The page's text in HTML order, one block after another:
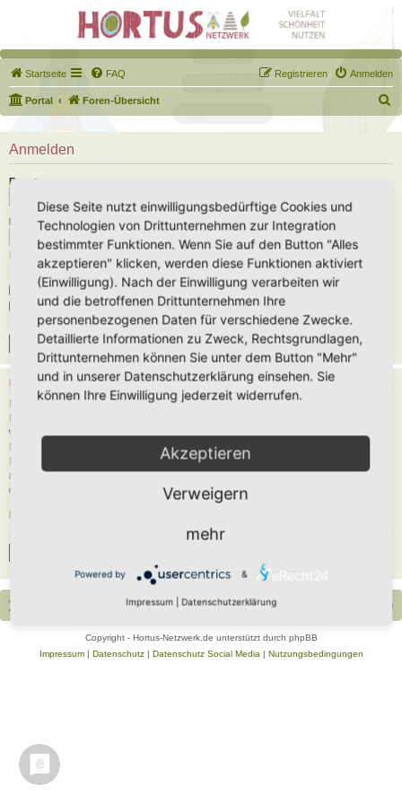
Startseite FAQ Anmelden
Registrieren
Portal Foren-Übersicht
u
h
Anmelden
Benutzername:
Passwort:
Ich habe mein Passwort vergessen
Angemeldet bleiben
Meinen Online-Status während dieser Sitzung verbergen
REGISTRIEREN
Du musst in diesem Forum registriert sein, um dich anmelden zu können. Die
weitere Funktionen zuzugreifen. Die Board-Administration kann registrierten
Benutzern auch zusätzliche Berechtigungen zuweisen. Beachte bitte unsere
Nutzungsbedingungen und die verwandten Regelungen, bevor du dich
registrierst. Bitte beachte auch die jeweiligen Forenregeln, wenn du dich in
diesem Board bewegst.
Foren-Übersicht Alle Zeiten sind UTC+02:00
Copyright - Hortus-Netzwerk.de unterstützt durch phpBB
Impressum| Datenschutz| Datenschutz Social Media Nutzungsbedingungen
Diese Seite nutzt einwilligungsbedürftige Cookies und
Technologien von Drittunternehmen zur Integration
bestimmter Funktionen. Wenn Sie auf den Button "Alles
akzeptieren" klicken, werden diese Funktionen aktiviert
(Einwilligung). Nach der Einwilligung verarbeiten wir
und die betroffenen Drittunternehmen Ihre
personenbezogenen Daten für verschiedene Zwecke.
Detaillierte Informationen zu Zweck, Rechtsgrundlagen,
Drittunternehmen können Sie unter dem Button "Mehr"
und in unserer Datenschutzerklärung einsehen. Sie
können Ihre Einwilligung jederzeit widerrufen.
Akzeptieren
Verweigern
mehr
Powered by &
Impressum Datenschutzerklärung